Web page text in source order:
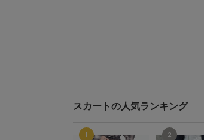
スカートの人気ランキング